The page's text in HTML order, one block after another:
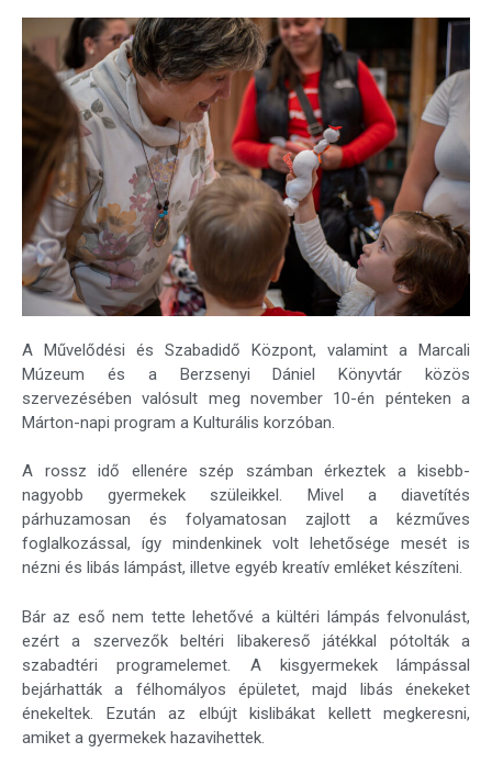
A Művelődési és Szabadidő Központ, valamint a Marcali
Múzeum és a Berzsenyi Dániel Könyvtár közös
szervezésében valósult meg november 10-én pénteken a
Márton-napi program a Kulturális korzóban.
A rossz idő ellenére szép számban érkeztek a kisebb-
nagyobb gyermekek szüleikkel. Mivel a diavetítés
párhuzamosan és folyamatosan zajlott a kézműves
foglalkozással, így mindenkinek volt lehetősége mesét is
nézni és libás lámpást, illetve egyéb kreatív emléket készíteni.
Bár az eső nem tette lehetővé a kültéri lámpás felvonulást,
ezért a szervezők beltéri libakereső játékkal pótolták a
szabadtéri programelemet. A kisgyermekek lámpással
bejárhatták a félhomályos épületet, majd libás énekeket
énekeltek. Ezután az elbújt kislibákat kellett megkeresni,
amiket a gyermekek hazavihettek.